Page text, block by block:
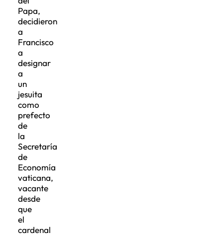
Papa,
decidieron
a
Francisco
a
designar
a
un
jesuita
como
prefecto
de
la
Secretaría
de
Economía
vaticana,
vacante
desde
que
el
cardenal